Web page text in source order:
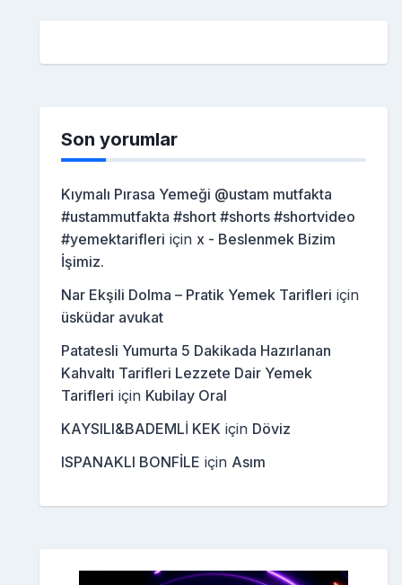
Son yorumlar
Kıymalı Pırasa Yemeği @ustam mutfakta
#ustammutfakta #short #shorts #shortvideo
#yemektarifleri için x - Beslenmek Bizim
İşimiz.
Nar Ekşili Dolma – Pratik Yemek Tarifleri için
üsküdar avukat
Patatesli Yumurta 5 Dakikada Hazırlanan
Kahvaltı Tarifleri Lezzete Dair Yemek
Tarifleri için Kubilay Oral
KAYSILI&BADEMLİ KEK için Döviz
ISPANAKLI BONFİLE için Asım